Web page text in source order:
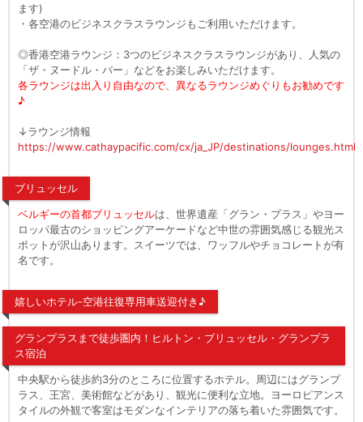
ます)
・各空港のビジネスクラスラウンジもご利用いただけます。
◎香港空港ラウンジ：3つのビジネスクラスラウンジがあり、人気の
「ザ・ヌードル・バー」などをお楽しみいただけます。
各ラウンジは出入り自由なので、異なるラウンジめぐりもお勧めです
♪
↓ラウンジ情報
https://www.cathaypacific.com/cx/ja_JP/destinations/lounges.html
ブリュッセル
ベルギーの首都ブリュッセルは、世界遺産「グラン・プラス」やヨー
ロッパ最古のショッピングアーケードなど中世の雰囲気感じる観光ス
ポットが沢山あります。スイーツでは、ワッフルやチョコレートが有
名です。
嬉しいホテル-空港往復専用車送迎付き♪
グランプラスまで徒歩圏内！ヒルトン・ブリュッセル・グランプラ
ス宿泊
中央駅から徒歩約3分のところに位置するホテル。周辺にはグランプ
ラス、王宮、美術館などがあり、観光に便利な立地。ヨーロピアンス
タイルの外観で客室はモダンなインテリアの落ち着いた雰囲気です。